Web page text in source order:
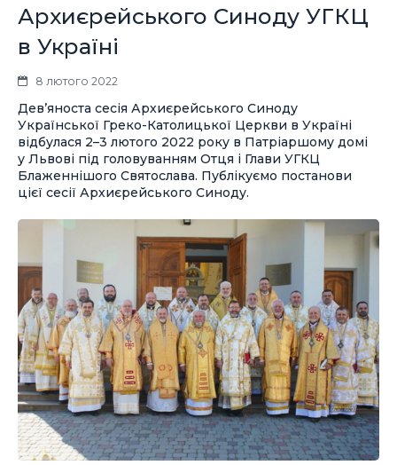
Архиєрейського Синоду УГКЦ
в Україні
8 лютого 2022
Дев’яноста сесія Архиєрейського Синоду
Української Греко-Католицької Церкви в Україні
відбулася 2–3 лютого 2022 року в Патріаршому домі
у Львові під головуванням Отця і Глави УГКЦ
Блаженнішого Святослава. Публікуємо постанови
цієї сесії Архиєрейського Синоду.